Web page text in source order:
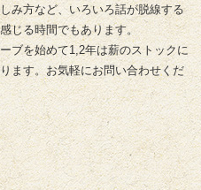
み方など、いろいろ話が脱線する
じる時間でもあります。
ブを始めて1,2年は薪のストックに
ます。お気軽にお問い合わせくだ